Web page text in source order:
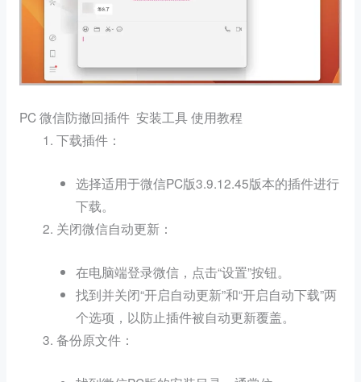
PC 微信防撤回插件 安装工具 使用教程
下载插件 ：
选择适用于微信PC版3.9.12.45版本的插件进行
下载。
关闭微信自动更新 ：
在电脑端登录微信，点击“设置”按钮。
找到并关闭“开启自动更新”和“开启自动下载”两
个选项，以防止插件被自动更新覆盖。
备份原文件 ：